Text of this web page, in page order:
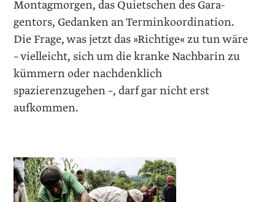
Montagmorgen, das Quietschen des Gara­
gentors, Gedanken an Terminkoordination.
Die Frage, was jetzt das »Richtige« zu tun wäre
– vielleicht, sich um die kranke Nachbarin zu
kümmern oder nachdenklich
spazierenzugehen –, darf gar nicht erst
aufkommen.